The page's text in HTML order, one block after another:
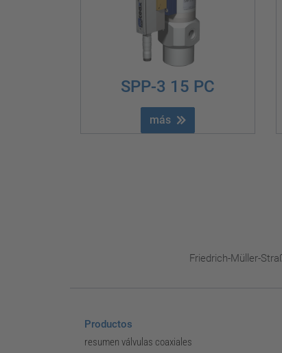
SPP-3 15 PC
más
Friedrich-Müller-
Productos
resumen válvulas coaxiales